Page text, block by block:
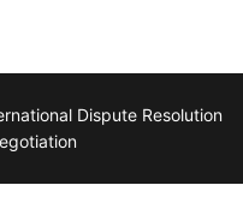
Dispute Resolution